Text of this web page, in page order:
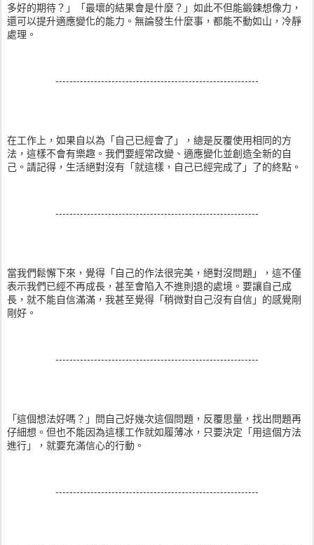
多好的期待？」「最壞的結果會是什麼？」如此不但能鍛鍊想像力，
還可以提升適應變化的能力。無論發生什麼事，都能不動如山，冷靜
處理。
----------------------------------------------------------
在工作上，如果自以為「自己已經會了」，總是反覆使用相同的方
法，這樣不會有樂趣。我們要經常改變、適應變化並創造全新的自
己。請記得，生活絕對沒有「就這樣，自己已經完成了」了的終點。
----------------------------------------------------------
當我們鬆懈下來，覺得「自己的作法很完美，絕對沒問題」，這不僅
表示我們已經不再成長，甚至會陷入不進則退的處境。要讓自己成
長，就不能自信滿滿，我甚至覺得「稍微對自己沒有自信」的感覺剛
剛好。
----------------------------------------------------------
「這個想法好嗎？」問自己好幾次這個問題，反覆思量，找出問題再
仔細想。但也不能因為這樣工作就如履薄冰，只要決定「用這個方法
進行」，就要充滿信心的行動。
----------------------------------------------------------